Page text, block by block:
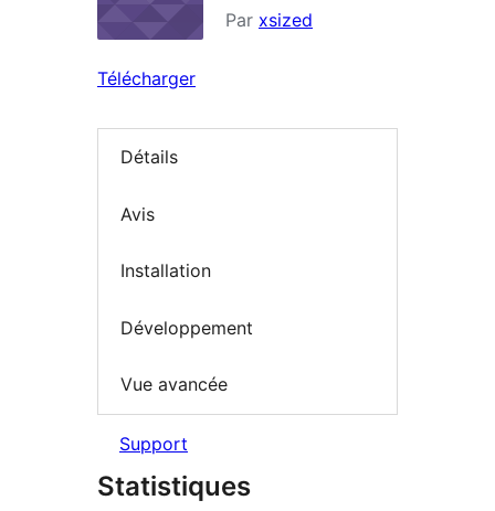
Par xsized
Télécharger
Détails
Avis
Installation
Développement
Vue avancée
Support
Statistiques